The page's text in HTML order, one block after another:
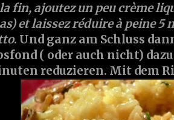
fin, ajoutez un peu crème
et laissez réduire à peine 5
. Und ganz am Schluss
( oder auch nicht)
reduzieren. Mit dem